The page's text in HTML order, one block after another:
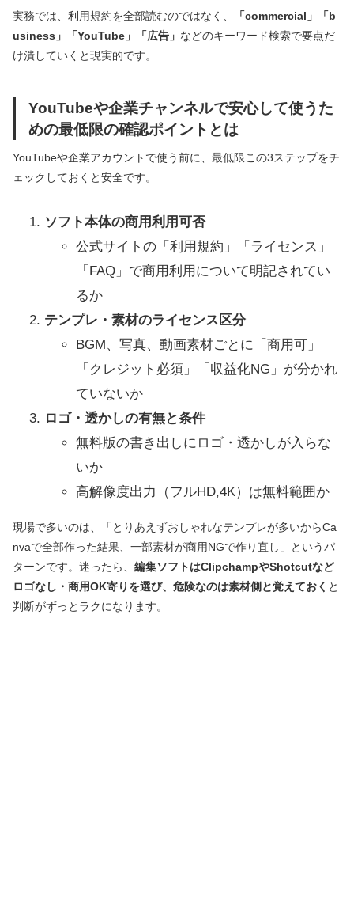
実務では、利用規約を全部読むのではなく、
「commercial」「b
usiness」「YouTube」「広告」 などのキーワード検索で要点だ
け潰していくと現実的です。
YouTubeや企業チャンネルで安心して使うた
めの最低限の確認ポイントとは
YouTubeや企業アカウントで使う前に、最低限この3ステップをチ
ェックしておくと安全です。
ソフト本体の商用利用可否
公式サイトの「利用規約」「ライセンス」
「FAQ」で商用利用について明記されてい
るか
テンプレ・素材のライセンス区分
BGM、写真、動画素材ごとに「商用可」
「クレジット必須」「収益化NG」が分かれ
ていないか
ロゴ・透かしの有無と条件
無料版の書き出しにロゴ・透かしが入らな
いか
高解像度出力（フルHD,4K）は無料範囲か
現場で多いのは、「とりあえずおしゃれなテンプレが多いからCa
nvaで全部作った結果、一部素材が商用NGで作り直し」というパ
ターンです。迷ったら、 編集ソフトはClipchampやShotcutなど
ロゴなし・商用OK寄りを選び、危険なのは素材側と覚えておく と
判断がずっとラクになります。